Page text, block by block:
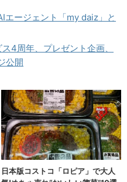
ージェント「my daiz」と
4周年、プレゼント企画、
公開